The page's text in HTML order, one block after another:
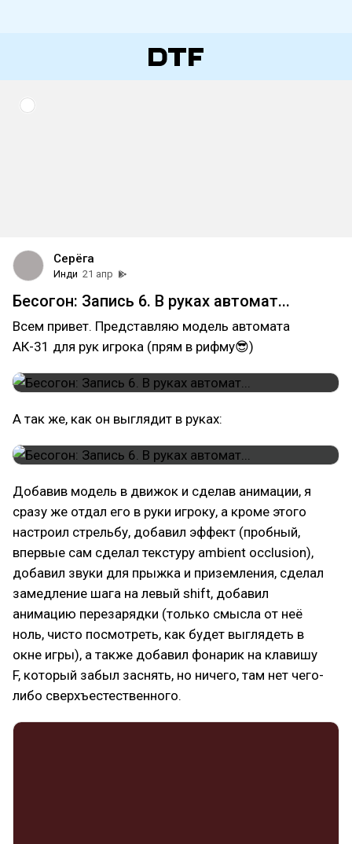
Серёга
Инди 21 апр
Бесогон: Запись 6. В руках автомат...
Всем привет. Представляю модель автомата
АК-31 для рук игрока (прям в рифму😎)
А так же, как он выглядит в руках:
Добавив модель в движок и сделав анимации, я
сразу же отдал его в руки игроку, а кроме этого
настроил стрельбу, добавил эффект (пробный,
впервые сам сделал текстуру ambient occlusion),
добавил звуки для прыжка и приземления, сделал
замедление шага на левый shift, добавил
анимацию перезарядки (только смысла от неё
ноль, чисто посмотреть, как будет выглядеть в
окне игры), а также добавил фонарик на клавишу
F, который забыл заснять, но ничего, там нет чего-
либо сверхъестественного.